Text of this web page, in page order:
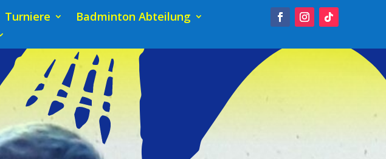
Turniere
Badminton Abteilung